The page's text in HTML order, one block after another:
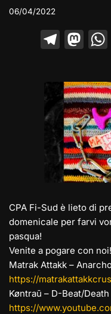
06/04/2022
T
e
gr
a
m
M
st
o
d
o
n
CPA Fi-Sud è lieto di
domenicale per farvi
pasqua!
Venite a pogare con
Matrak Attakk –
https://
Køntraū – D-Beat/
https://